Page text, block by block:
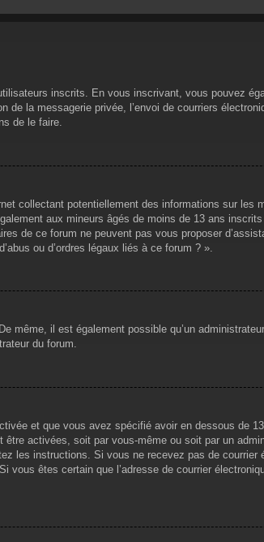
inscrits. En vous inscrivant, vous pouvez
de la messagerie privée, l’envoi de courriers
de le faire.
collectant potentiellement des informations sur les
aux mineurs âgés de moins de 13 ans
de ce forum ne peuvent pas vous proposer
ou d’ordres légaux liés à ce forum ? ».
même, il est également possible qu’un
du forum.
et que vous avez spécifié avoir en dessous de
activées, soit par vous-même ou soit par un
les instructions. Si vous ne recevez pas de courrier
vous êtes certain que l’adresse de courrier